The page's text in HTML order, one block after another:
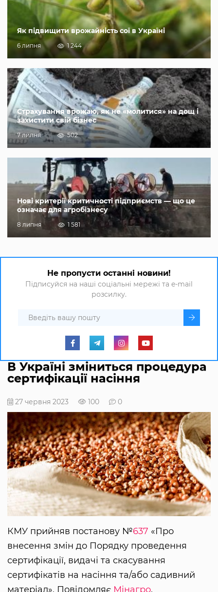
Як підвищити врожайність сої в Україні
6 липня 1 244
Страхування врожаю, як не «молитися» на дощ і
захистити свій бізнес
7 липня 502
Нові критерії критичності підприємств — що це
означає для агробізнесу
8 липня 1 581
Не пропусти останні новини!
Підписуйся на наші соціальні мережі та e-mail
розсилку.
В Україні зміниться процедура
сертифікації насіння
27 червня 2023 100 0
КМУ прийняв постанову №637 «Про
внесення змін до Порядку проведення
сертифікації, видачі та скасування
сертифікатів на насіння та/або садивний
матеріал». Повідомляє Мінагро.